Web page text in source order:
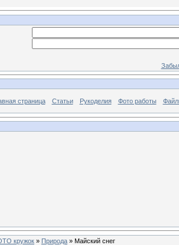
страница Статьи Рукоделия Фото работы
кружок » Природа » Майский снег